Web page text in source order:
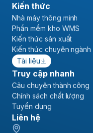
Kiến thức
Nhà máy thông minh
Phần mềm kho WMS
Kiến thức sản xuất
Kiến thức chuyên ngành
Tài liệu
Truy cập nhanh
Câu chuyện thành công
Chính sách chất lượng
Tuyển dụng
Liên hệ